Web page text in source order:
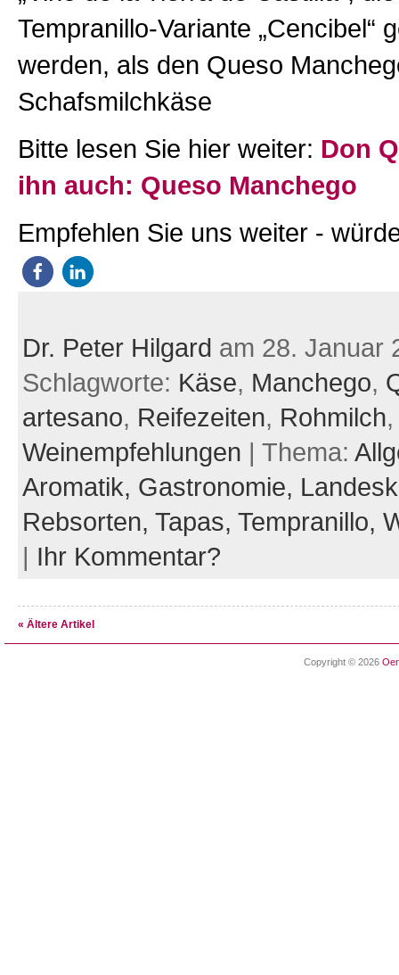
Tempranillo-Variante „Cencibel“
werden, als den Queso
Schafsmilchkäse
Bitte lesen Sie hier weiter: Don
ihn auch: Queso Manchego
Empfehlen Sie uns weiter -
Dr. Peter Hilgard am 28. Januar
Schlagworte: Käse, Manchego,
artesano, Reifezeiten, Rohmilch,
Weinempfehlungen | Thema:
Aromatik, Gastronomie,
Rebsorten, Tapas, Tempranillo,
| Ihr Kommentar?
« Ältere Artikel
Copyright © 2026